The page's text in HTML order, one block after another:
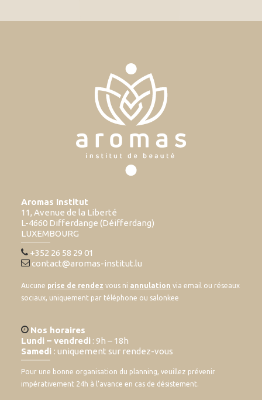
Aromas Institut
11, Avenue de la Liberté
L-4660 Differdange (Déifferdang)
LUXEMBOURG
+352 26 58 29 01
contact@aromas-institut.lu
Aucune prise de rendez vous ni annulation via email ou réseaux
sociaux, uniquement par téléphone ou salonkee
Nos horaires
Lundi – vendredi : 9h – 18h
Samedi : uniquement sur rendez-vous
Pour une bonne organisation du planning, veuillez prévenir
impérativement 24h à l’avance en cas de désistement.